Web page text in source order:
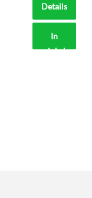
Details
In
winkelmand